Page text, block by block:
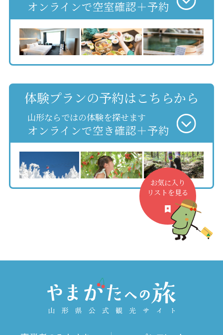
オンラインで空室確認＋予約
体験プランの予約はこちらから
山形ならではの体験を探せます
オンラインで空き確認＋予約
お気に入り
リストを見る